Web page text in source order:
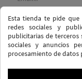
Acepto las
Esta tienda te pide
redes sociales y
publicitarias de terceros
sociales y anuncios
procesamiento de datos